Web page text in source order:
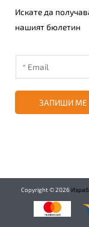
Искате да
нашият бюлетин
ЗАПИШИ МЕ
Copyright ©2026